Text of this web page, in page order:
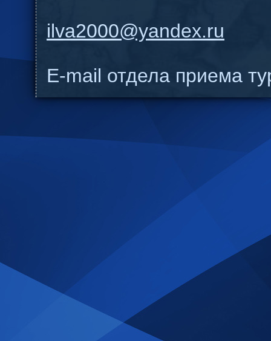
ilva2000@yandex.ru
E-mail отдела приема